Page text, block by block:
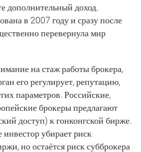
дополнительный доход.
в 2007 году и сразу после
перевернула мир
на стаж работы брокера,
его регулирует, репутацию,
параметров. Российские,
брокеры предлагают
доступ) к гонконгской бирже.
убирает риск
но остаётся риск субброкера